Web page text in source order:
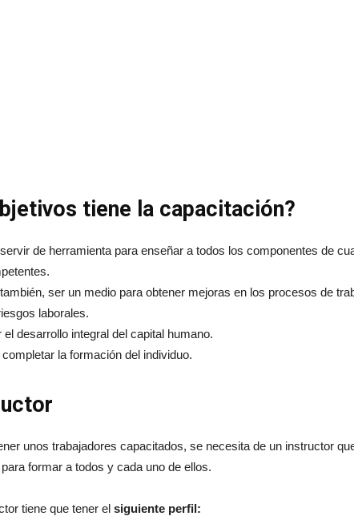
tiene la capacitación?
de herramienta para enseñar a todos los componentes de
ser un medio para obtener mejoras en los procesos de
laborales.
el desarrollo integral del capital humano.
la formación del individuo.
unos trabajadores capacitados, se necesita de un instructor
formar a todos y cada uno de ellos.
tiene que tener el siguiente perfil: